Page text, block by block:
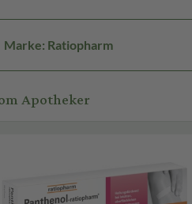
Marke: Ratiopharm
Apotheker